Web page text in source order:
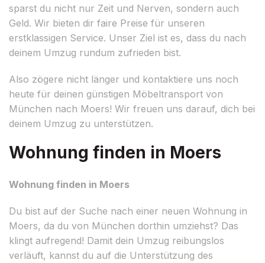
sparst du nicht nur Zeit und Nerven, sondern auch
Geld. Wir bieten dir faire Preise für unseren
erstklassigen Service. Unser Ziel ist es, dass du nach
deinem Umzug rundum zufrieden bist.
Also zögere nicht länger und kontaktiere uns noch
heute für deinen günstigen Möbeltransport von
München nach Moers! Wir freuen uns darauf, dich bei
deinem Umzug zu unterstützen.
Wohnung finden in Moers
Wohnung finden in Moers
Du bist auf der Suche nach einer neuen Wohnung in
Moers, da du von München dorthin umziehst? Das
klingt aufregend! Damit dein Umzug reibungslos
verläuft, kannst du auf die Unterstützung des